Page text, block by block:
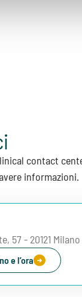
contact
informazioni.
57 - 20121 Milano
e l’ora